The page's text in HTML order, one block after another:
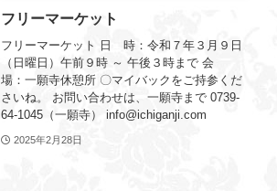
フリーマーケット
フリーマーケット 日 時：令和７年３月９日
（日曜日）午前９時 ～ 午後３時まで 会
場：一願寺休憩所 〇マイバックをご持参くだ
さいね。 お問い合わせは、一願寺まで 0739-
64-1045（一願寺） info@ichiganji.com
2025年2月28日